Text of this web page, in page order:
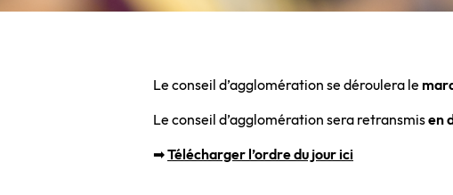
Le conseil d’agglomération se déroulera le
Le conseil d’agglomération sera retransmisen
➡Télécharger l’ordre du jour ici